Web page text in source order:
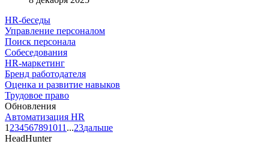
HR-беседы
Управление персоналом
Поиск персонала
Собеседования
HR-маркетинг
Бренд работодателя
Оценка и развитие навыков
Трудовое право
Обновления
Автоматизация HR
1 234567891011 ...23дальше
HeadHunter